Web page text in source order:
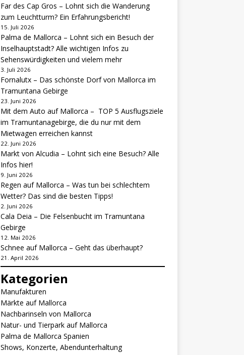
Far des Cap Gros – Lohnt sich die Wanderung
zum Leuchtturm? Ein Erfahrungsbericht!
15. Juli 2026
Palma de Mallorca – Lohnt sich ein Besuch der
Inselhauptstadt? Alle wichtigen Infos zu
Sehenswürdigkeiten und vielem mehr
3. Juli 2026
Fornalutx – Das schönste Dorf von Mallorca im
Tramuntana Gebirge
23. Juni 2026
Mit dem Auto auf Mallorca – TOP 5 Ausflugsziele
im Tramuntanagebirge, die du nur mit dem
Mietwagen erreichen kannst
22. Juni 2026
Markt von Alcudia – Lohnt sich eine Besuch? Alle
Infos hier!
9. Juni 2026
Regen auf Mallorca – Was tun bei schlechtem
Wetter? Das sind die besten Tipps!
2. Juni 2026
Cala Deia – Die Felsenbucht im Tramuntana
Gebirge
12. Mai 2026
Schnee auf Mallorca – Geht das überhaupt?
21. April 2026
Kategorien
Manufakturen
Märkte auf Mallorca
Nachbarinseln von Mallorca
Natur- und Tierpark auf Mallorca
Palma de Mallorca Spanien
Shows, Konzerte, Abendunterhaltung